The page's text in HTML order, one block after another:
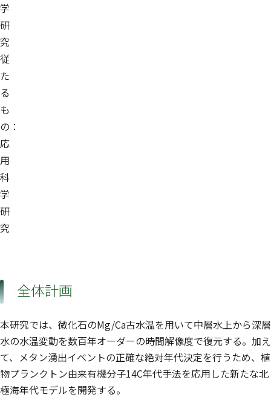
学
研
究
従
た
る
も
の：
応
用
科
学
研
究
全体計画
本研究では、微化石のMg/Ca古水温を用いて中層水上から深層
水の水温変動を数百年オーダーの時間解像度で復元する。加え
て、メタン湧出イベントの正確な絶対年代決定を行うため、植
物プランクトン由来有機分子14C年代手法を応用した新たな北
極海年代モデルを開発する。